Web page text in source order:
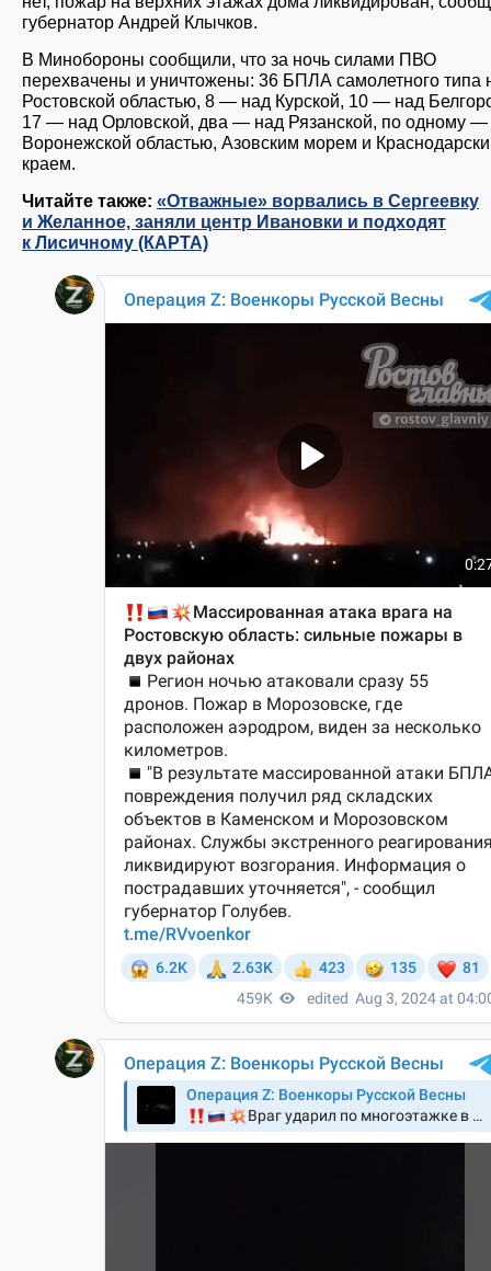
губернатор Андрей Клычков.
В Минобороны сообщили, что за ночь силами ПВО
перехвачены и уничтожены: 36 БПЛА самолетного типа
Ростовской областью, 8 — над Курской, 10 — над
17 — над Орловской, два — над Рязанской, по одному —
Воронежской областью, Азовским морем и
краем.
Читайте также: «Отважные» ворвались в Сергеевку
и Желанное, заняли центр Ивановки и подходят
к Лисичному (КАРТА)